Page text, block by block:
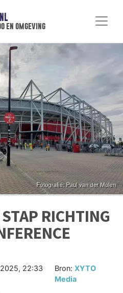
en omgeving
RICHTING
22:33
Bron: XYTO
Media